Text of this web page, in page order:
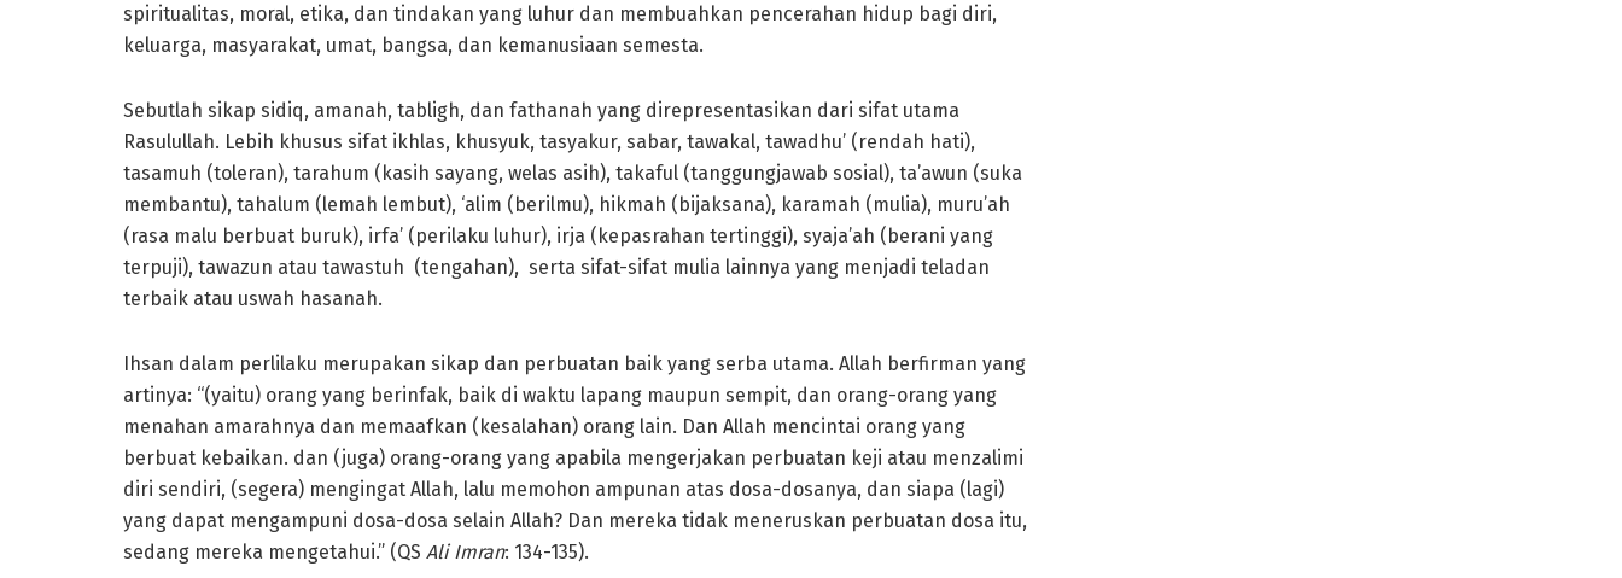
spiritualitas, moral, etika, dan tindakan yang luhur dan membuahkan pencerahan hidup bagi diri,
keluarga, masyarakat, umat, bangsa, dan kemanusiaan semesta.
Sebutlah sikap sidiq, amanah, tabligh, dan fathanah yang direpresentasikan dari sifat utama
Rasulullah. Lebih khusus sifat ikhlas, khusyuk, tasyakur, sabar, tawakal, tawadhu’ (rendah hati),
tasamuh (toleran), tarahum (kasih sayang, welas asih), takaful (tanggungjawab sosial), ta’awun (suka
membantu), tahalum (lemah lembut), ‘alim (berilmu), hikmah (bijaksana), karamah (mulia), muru’ah
(rasa malu berbuat buruk), irfa’ (perilaku luhur), irja (kepasrahan tertinggi), syaja’ah (berani yang
terpuji), tawazun atau tawastuh (tengahan), serta sifat-sifat mulia lainnya yang menjadi teladan
terbaik atau uswah hasanah.
Ihsan dalam perlilaku merupakan sikap dan perbuatan baik yang serba utama. Allah berfirman yang
artinya: “(yaitu) orang yang berinfak, baik di waktu lapang maupun sempit, dan orang-orang yang
menahan amarahnya dan memaafkan (kesalahan) orang lain. Dan Allah mencintai orang yang
berbuat kebaikan. dan (juga) orang-orang yang apabila mengerjakan perbuatan keji atau menzalimi
diri sendiri, (segera) mengingat Allah, lalu memohon ampunan atas dosa-dosanya, dan siapa (lagi)
yang dapat mengampuni dosa-dosa selain Allah? Dan mereka tidak meneruskan perbuatan dosa itu,
sedang mereka mengetahui.” (QS Ali Imran: 134-135).